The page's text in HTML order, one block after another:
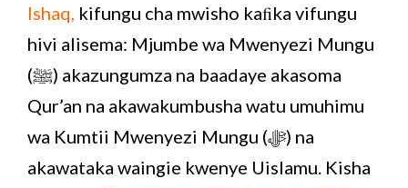
Ishaq, kifungu cha mwisho kaﬁka vifungu
hivi alisema: Mjumbe wa Mwenyezi Mungu
(ﷺ) akazungumza na baadaye akasoma
Qur’an na akawakumbusha watu umuhimu
wa Kumtii Mwenyezi Mungu (ﷻ) na
akawataka waingie kwenye Uislamu. Kisha